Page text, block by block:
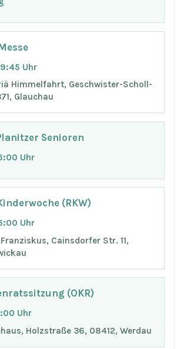
Uhr
Himmelfahrt, Geschwister-Scholl-
Glauchau
Senioren
Uhr
(RKW)
Uhr
Cainsdorfer Str. 11,
(OKR)
Uhr
Holzstraße 36, 08412, Werdau